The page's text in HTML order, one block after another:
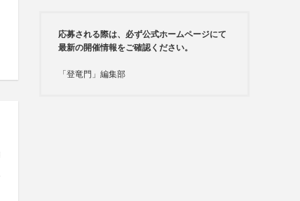
応募される際は、必ず公式ホームページにて
最新の開催情報をご確認ください。
「登竜門」編集部